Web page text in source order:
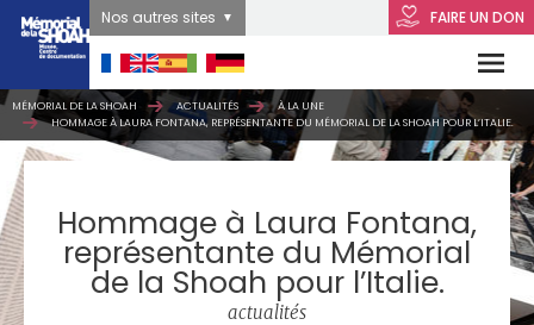
FAIRE UN DON
Nos autres sites
MÉMORIAL DE LA SHOAH ACTUALITÉS
À LA UNE
HOMMAGE À LAURA FONTANA, REPRÉSENTANTE DU MÉMORIAL DE LA SHOAH POUR L’ITALIE.
Hommage à Laura Fontana,
représentante du Mémorial
de la Shoah pour l’Italie.
actualités